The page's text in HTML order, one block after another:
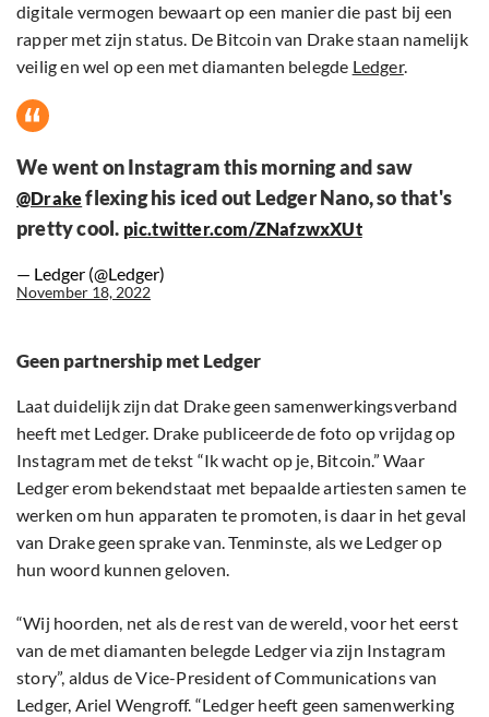
digitale vermogen bewaart op een manier die past bij een
rapper met zijn status. De Bitcoin van Drake staan namelijk
veilig en wel op een met diamanten belegde Ledger.
We went on Instagram this morning and saw
@Drakeflexing his iced out Ledger Nano, so that's
pretty cool. pic.twitter.com/ZNafzwxXUt
— Ledger (@Ledger)
November 18, 2022
Geen partnership met Ledger
Laat duidelijk zijn dat Drake geen samenwerkingsverband
heeft met Ledger. Drake publiceerde de foto op vrijdag op
Instagram met de tekst “Ik wacht op je, Bitcoin.” Waar
Ledger erom bekendstaat met bepaalde artiesten samen te
werken om hun apparaten te promoten, is daar in het geval
van Drake geen sprake van. Tenminste, als we Ledger op
hun woord kunnen geloven.
“Wij hoorden, net als de rest van de wereld, voor het eerst
van de met diamanten belegde Ledger via zijn Instagram
story”, aldus de Vice-President of Communications van
Ledger, Ariel Wengroff. “Ledger heeft geen samenwerking